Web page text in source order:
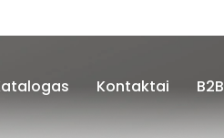
Kontaktai B2B